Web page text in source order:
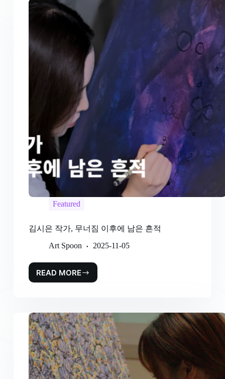
Featured
김시은 작가, 무너짐 이후에 남은 흔적
Art Spoon 2025-11-05
READ MORE